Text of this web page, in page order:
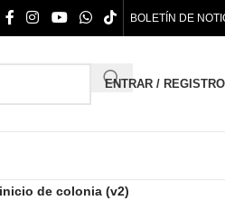
BOLETÍN DE
ENTRAR / REGISTRO
de colonia (v2)